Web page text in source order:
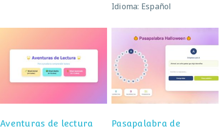
Idioma: Español
Aventuras de lectura
Aventuras de lectura
Pasapalabra de
Halloween
Pasapalabra de